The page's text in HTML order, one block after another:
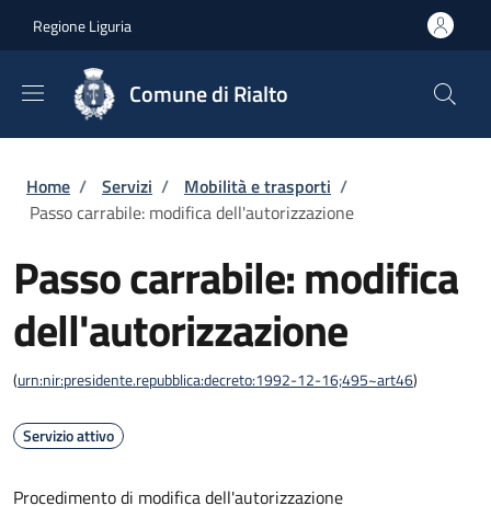
Regione Liguria
Comune di Rialto
Briciole di pane
Home / Servizi / Mobilità e trasporti /
Passo carrabile: modifica dell'autorizzazione
Passo carrabile: modifica
dell'autorizzazione
(urn:nir:presidente.repubblica:decreto:1992-12-16;495~art46)
Servizio attivo
Procedimento di modifica dell'autorizzazione